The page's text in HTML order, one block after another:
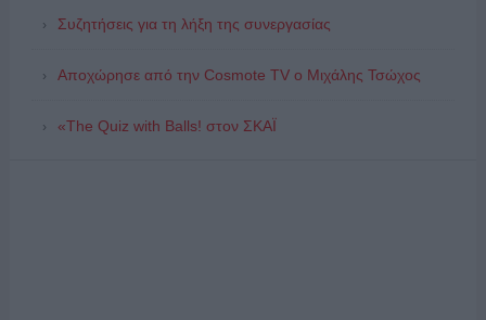
Συζητήσεις για τη λήξη της συνεργασίας
Αποχώρησε από την Cosmote TV o Μιχάλης Τσώχος
«The Quiz with Balls! στον ΣΚΑΪ